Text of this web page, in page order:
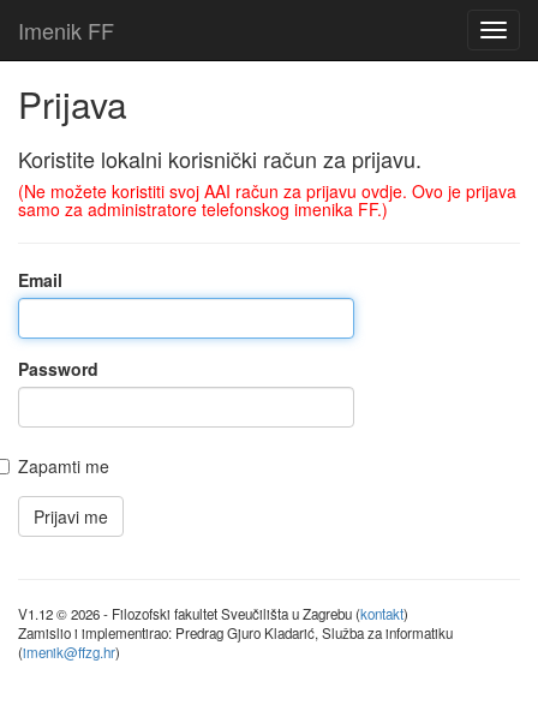
Imenik FF
Prijava
Koristite lokalni korisnički račun za prijavu.
(Ne možete koristiti svoj AAI račun za prijavu ovdje. Ovo je prijava
samo za administratore telefonskog imenika FF.)
Email
Password
Zapamti me
V1.12 © 2026 - Filozofski fakultet Sveučilišta u Zagrebu (kontakt)
Zamislio i implementirao: Predrag Gjuro Kladarić, Služba za informatiku
(imenik@ffzg.hr)